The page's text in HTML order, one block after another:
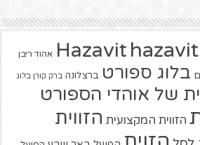
Hazavit אהוד ריבן
בלוג ספורט ברצלונה ברק קורן בלוג
של אוהדי הספורט
הזווית המקצועית הזווית